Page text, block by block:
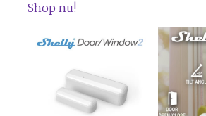
Shop nu!